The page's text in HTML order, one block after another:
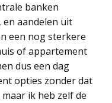
banken
aandelen uit
een nog sterkere
of appartement
dus een dag
opties zonder dat
ik heb zelf de